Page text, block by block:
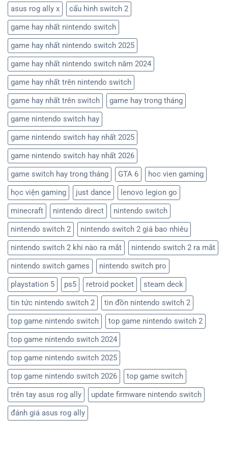
asus rog ally x
cấu hình switch 2
game hay nhất nintendo switch
game hay nhất nintendo switch 2025
game hay nhất nintendo switch năm 2024
game hay nhất trên nintendo switch
game hay nhất trên switch
game hay trong tháng
game nintendo switch hay
game nintendo switch hay nhất 2025
game nintendo switch hay nhất 2026
game switch hay trong tháng
GTA 6
hoc vien gaming
học viện gaming
just dance
lenovo legion go
minecraft
nintendo direct
nintendo switch
nintendo switch 2
nintendo switch 2 giá bao nhiêu
nintendo switch 2 khi nào ra mắt
nintendo switch 2 ra mắt
nintendo switch games
nintendo switch pro
playstation 5
ps5 retroid pocket
steam deck
tin tức nintendo switch 2
tin đồn nintendo switch 2
top game nintendo switch
top game nintendo switch 2
top game nintendo switch 2024
top game nintendo switch 2025
top game nintendo switch 2026
top game switch
trên tay asus rog ally
update firmware nintendo switch
đánh giá asus rog ally